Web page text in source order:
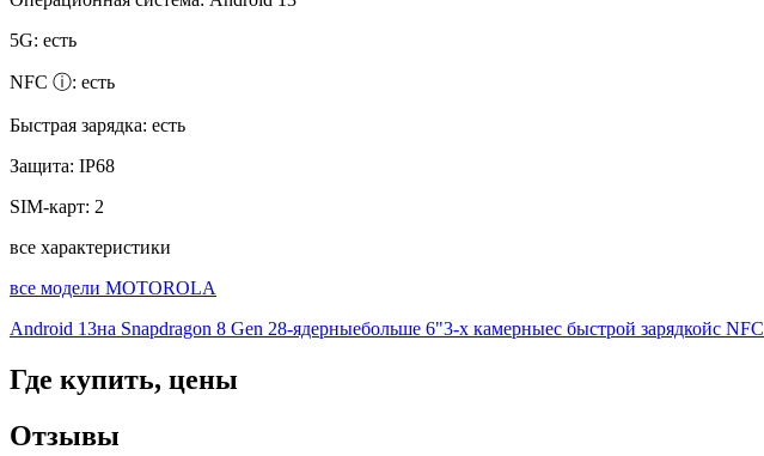
5G: есть
NFC ⓘ: есть
Быстрая зарядка: есть
Защита: IP68
SIM-карт: 2
все характеристики
все модели MOTOROLA
Android 13на Snapdragon 8 Gen 28-ядерныебольше 6"3-х камерныес быстрой зарядкойс NFC
Где купить, цены
Отзывы